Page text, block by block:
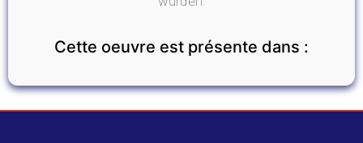
Cette oeuvre est présente dans :